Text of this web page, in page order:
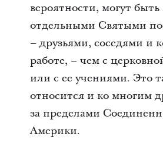
вероятности, могут
отдельными Святыми
– друзьями, соседями и
работе, – чем с
или с ее учениями. Это
относится и ко многим
за пределами
Америки.